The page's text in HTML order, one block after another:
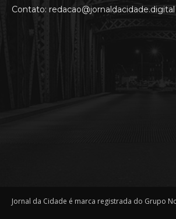
Contato: redacao@jornaldacidade.digital
Jornal da Cidade é marca registrada do Grupo